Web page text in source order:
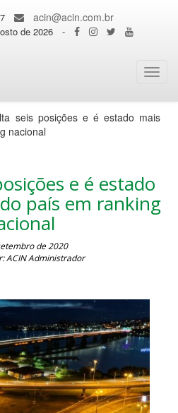
acin@acin.com.br
de 2026 -
seis posições e é estado mais
nacional
e é estado
país em ranking
de 2020
ACIN Administrador